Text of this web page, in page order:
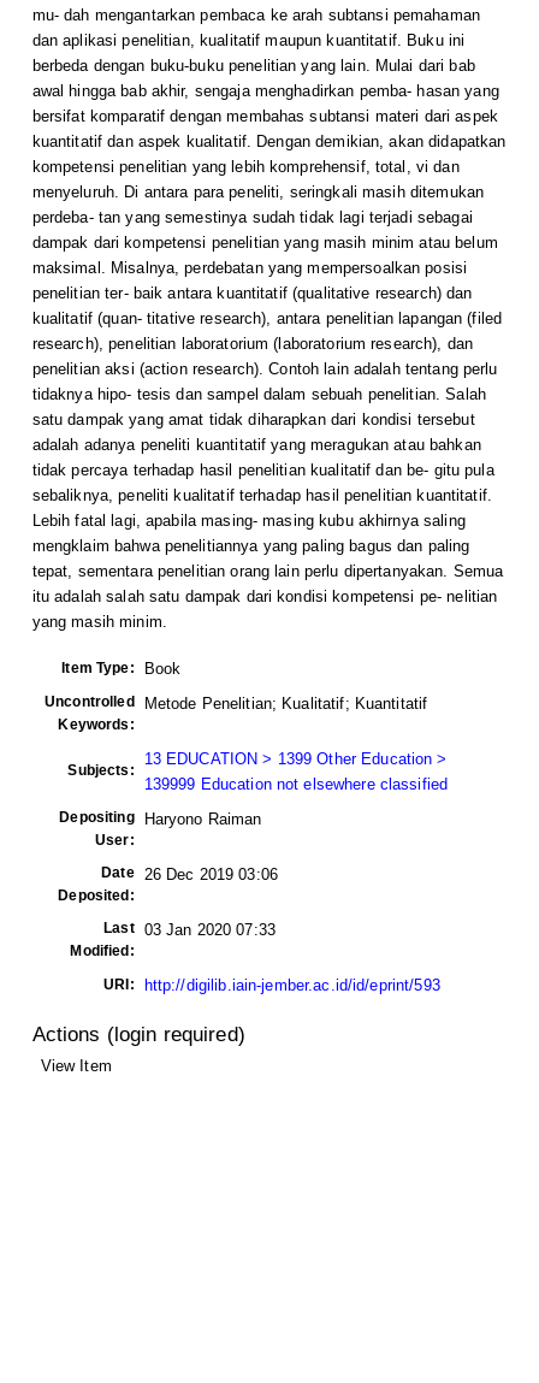
mu- dah mengantarkan pembaca ke arah subtansi pemahaman
dan aplikasi penelitian, kualitatif maupun kuantitatif. Buku ini
berbeda dengan buku-buku penelitian yang lain. Mulai dari bab
awal hingga bab akhir, sengaja menghadirkan pemba- hasan yang
bersifat komparatif dengan membahas subtansi materi dari aspek
kuantitatif dan aspek kualitatif. Dengan demikian, akan didapatkan
kompetensi penelitian yang lebih komprehensif, total, vi dan
menyeluruh. Di antara para peneliti, seringkali masih ditemukan
perdeba- tan yang semestinya sudah tidak lagi terjadi sebagai
dampak dari kompetensi penelitian yang masih minim atau belum
maksimal. Misalnya, perdebatan yang mempersoalkan posisi
penelitian ter- baik antara kuantitatif (qualitative research) dan
kualitatif (quan- titative research), antara penelitian lapangan (filed
research), penelitian laboratorium (laboratorium research), dan
penelitian aksi (action research). Contoh lain adalah tentang perlu
tidaknya hipo- tesis dan sampel dalam sebuah penelitian. Salah
satu dampak yang amat tidak diharapkan dari kondisi tersebut
adalah adanya peneliti kuantitatif yang meragukan atau bahkan
tidak percaya terhadap hasil penelitian kualitatif dan be- gitu pula
sebaliknya, peneliti kualitatif terhadap hasil penelitian kuantitatif.
Lebih fatal lagi, apabila masing- masing kubu akhirnya saling
mengklaim bahwa penelitiannya yang paling bagus dan paling
tepat, sementara penelitian orang lain perlu dipertanyakan. Semua
itu adalah salah satu dampak dari kondisi kompetensi pe- nelitian
yang masih minim.
Item Type: Book
Uncontrolled
Keywords:
Metode Penelitian; Kualitatif; Kuantitatif
Subjects:
13 EDUCATION > 1399 Other Education >
139999 Education not elsewhere classified
Depositing
User:
Haryono Raiman
Date
Deposited:
26 Dec 2019 03:06
Last
Modified:
03 Jan 2020 07:33
URI: http://digilib.iain-jember.ac.id/id/eprint/593
Actions (login required)
View Item